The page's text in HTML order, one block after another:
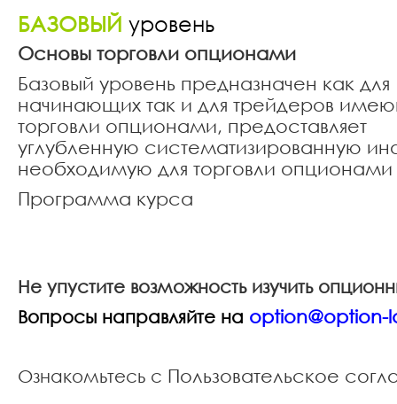
БАЗОВЫЙ уровень
Основы торговли опционами
Базовый уровень предназначен как для
начинающих так и для трейдеров
торговли опционами, предоставляет
углубленную систематизированную
необходимую для торговли опционами
Программа курса
Не упустите возможность изучить
Вопросы направляйте на option@option-
Ознакомьтесь с Пользовательское